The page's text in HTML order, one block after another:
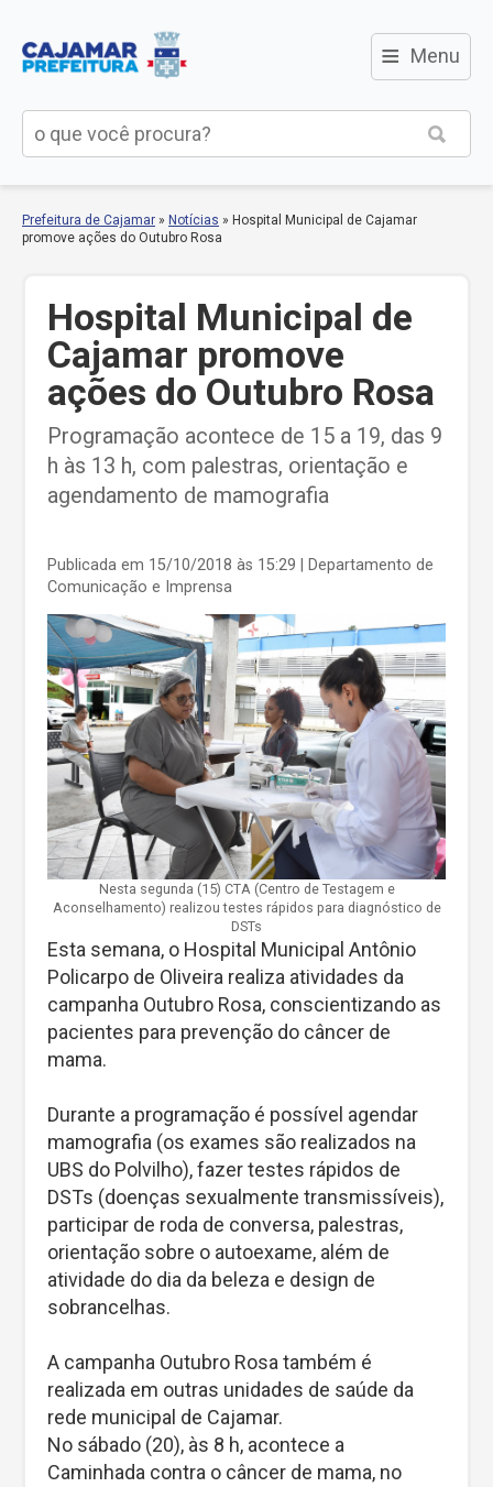
≡ Menu
Prefeitura de Cajamar » Notícias » Hospital Municipal de Cajamar
promove ações do Outubro Rosa
Hospital Municipal de
Cajamar promove
ações do Outubro Rosa
Programação acontece de 15 a 19, das 9
h às 13 h, com palestras, orientação e
agendamento de mamografia
Publicada em 15/10/2018 às 15:29
| Departamento de
Comunicação e Imprensa
Nesta segunda (15) CTA (Centro de Testagem e
Aconselhamento) realizou testes rápidos para diagnóstico de
DSTs
Esta semana, o Hospital Municipal Antônio
Policarpo de Oliveira realiza atividades da
campanha Outubro Rosa, conscientizando as
pacientes para prevenção do câncer de
mama.
Durante a programação é possível agendar
mamografia (os exames são realizados na
UBS do Polvilho), fazer testes rápidos de
DSTs (doenças sexualmente transmissíveis),
participar de roda de conversa, palestras,
orientação sobre o autoexame, além de
atividade do dia da beleza e design de
sobrancelhas.
A campanha Outubro Rosa também é
realizada em outras unidades de saúde da
rede municipal de Cajamar.
No sábado (20), às 8 h, acontece a
Caminhada contra o câncer de mama, no